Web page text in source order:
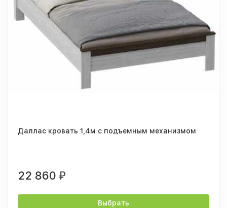
Даллас кровать 1,4м с подъемным механизмом
22 860 ₽
Выбрать